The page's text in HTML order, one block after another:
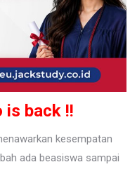
is back !!
kesempatan
ada beasiswa sampai